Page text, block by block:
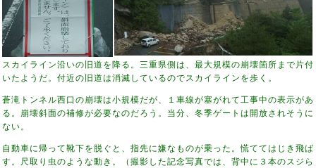
スカイライン沿いの旧道を降る。三重県側は、最大規模の崩壊箇所まで片付
いたようだ。付近の旧道は消滅しているのでスカイラインを歩く。
蒼滝トンネル西口の崩壊は小規模だが、１車線が塞がれて工事中の表示があ
る。崩壊斜面の補修が必要なのだろう。当分、冬季ゲートは開放されそうに
ない。
自動車に帰って靴下を脱ぐと、指先に嫌なものが乗った。慌ててはじき飛ば
す。尺取り虫のような動き。（撮影した記念写真では、背中に３本のスジら